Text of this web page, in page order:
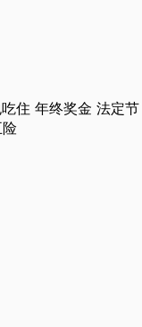
住 年终奖金 法定节